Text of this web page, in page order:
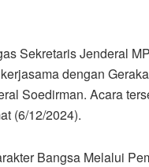
Sekretaris Jenderal
dengan
Soedirman. Acara
(6/12/2024).
Bangsa Melalui